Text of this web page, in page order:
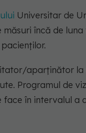
Universitar de
încă de
aparținător
Programul de
în intervalul a